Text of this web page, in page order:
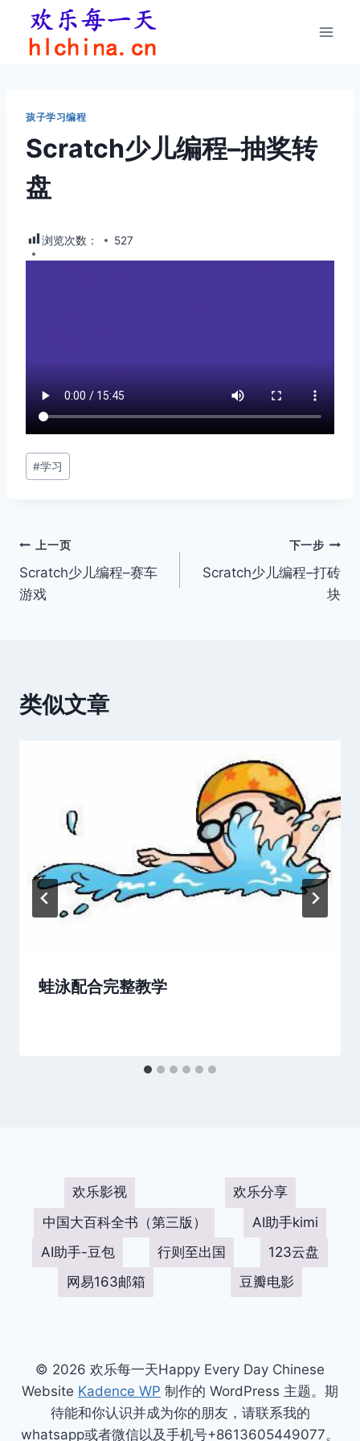
孩子学习编程
Scratch少儿编程–抽奖转
盘
浏览次数： 527
文
章
#学习
文
章
上一页
Scratch少儿编程–赛车
游戏
下一步
Scratch少儿编程–打砖
块
类似文章
蛙泳配合完整教学
欢乐影视
欢乐分享
中国大百科全书（第三版）
AI助手kimi
AI助手-豆包
行则至出国
123云盘
网易163邮箱
豆瓣电影
© 2026 欢乐每一天Happy Every Day Chinese
Website Kadence WP 制作的 WordPress 主题。期
待能和你认识并成为你的朋友，请联系我的
whatsapp或者微信以及手机号+8613605449077。